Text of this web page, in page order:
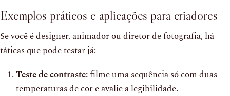
Exemplos práticos e aplicações para criadores
Se você é designer, animador ou diretor de fotografia, há
táticas que pode testar já:
Teste de contraste:filme uma sequência só com duas
temperaturas de cor e avalie a legibilidade.